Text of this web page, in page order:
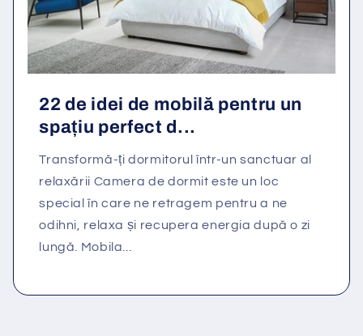
22 de idei de mobilă pentru un
spațiu perfect d...
Transformă-ți dormitorul într-un sanctuar al
relaxării Camera de dormit este un loc
special în care ne retragem pentru a ne
odihni, relaxa și recupera energia după o zi
lungă. Mobila...